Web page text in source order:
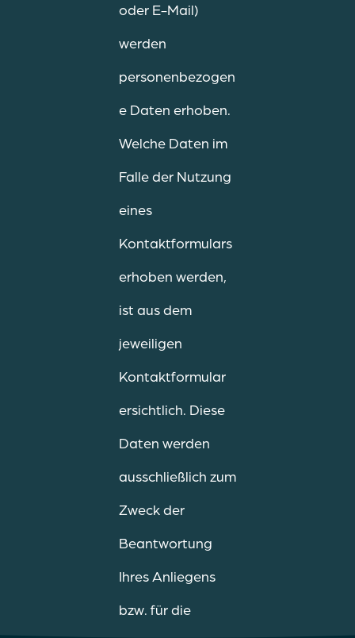
oder E-Mail)
werden
personenbezogen
e Daten erhoben.
Welche Daten im
Falle der Nutzung
eines
Kontaktformulars
erhoben werden,
ist aus dem
jeweiligen
Kontaktformular
ersichtlich. Diese
Daten werden
ausschließlich zum
Zweck der
Beantwortung
Ihres Anliegens
bzw. für die